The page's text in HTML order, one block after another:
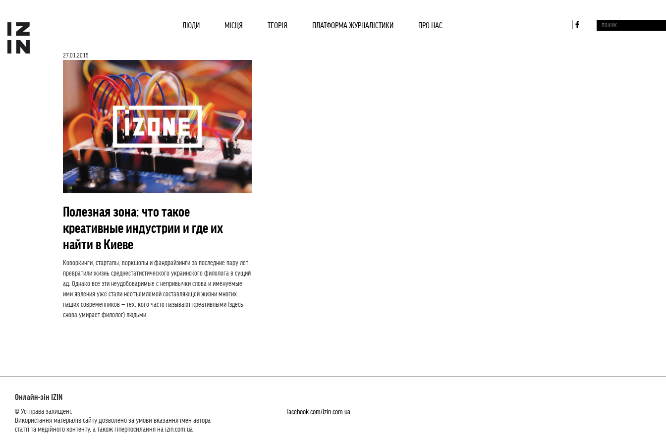
ЛЮДИ МІСЦЯ ТЕОРІЯ ПЛАТФОРМА ЖУРНАЛІСТИКИ ПРО НАС
27.01.2015
Полезная зона: что такое
креативные индустрии и где их
найти в Киеве
Коворкинги, стартапы, воркшопы и фандрайзинги за последние пару лет
превратили жизнь среднестатистического украинского филолога в сущий
ад. Однако все эти неудобоваримые с непривычки слова и именуемые
ими явления уже стали неотъемлемой составляющей жизни многих
наших современников — тех, кого часто называют креативными (здесь
снова умирает филолог) людьми.
Онлайн-зін IZIN
© Усі права захищені.
Використання матеріалів сайту дозволено за умови вказання імен автора
статті та медійного контенту, а також гіперпосилання на izin.com.ua
facebook.com/izin.com.ua